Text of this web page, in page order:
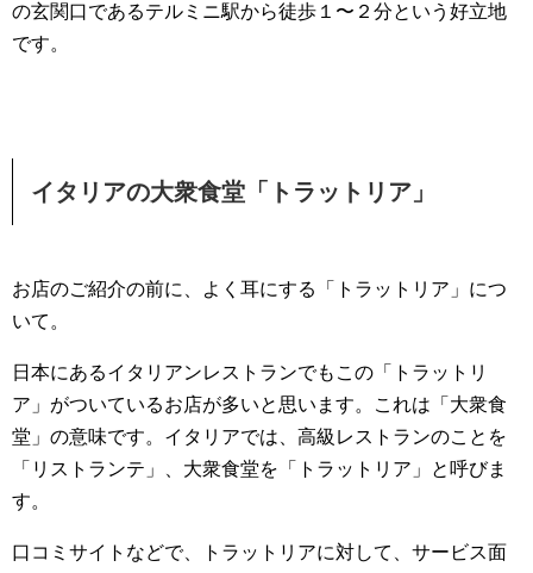
の玄関口であるテルミニ駅から徒歩１〜２分という好立地
です。
イタリアの大衆食堂「トラットリア」
お店のご紹介の前に、よく耳にする「トラットリア」につ
いて。
日本にあるイタリアンレストランでもこの「トラットリ
ア」がついているお店が多いと思います。これは「大衆食
堂」の意味です。イタリアでは、高級レストランのことを
「リストランテ」、大衆食堂を「トラットリア」と呼びま
す。
口コミサイトなどで、トラットリアに対して、サービス面